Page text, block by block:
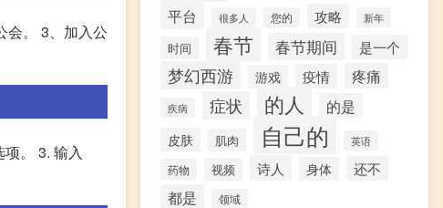
会。 3、加入公
。 3. 输入
平台 很多人 您的 攻略 新年
时间 春节 春节期间 是一个
梦幻西游 游戏 疫情 疼痛
疾病 症状 的人 的是
皮肤 肌肉 自己的 英语
药物 视频 诗人 身体 还不
都是 领域